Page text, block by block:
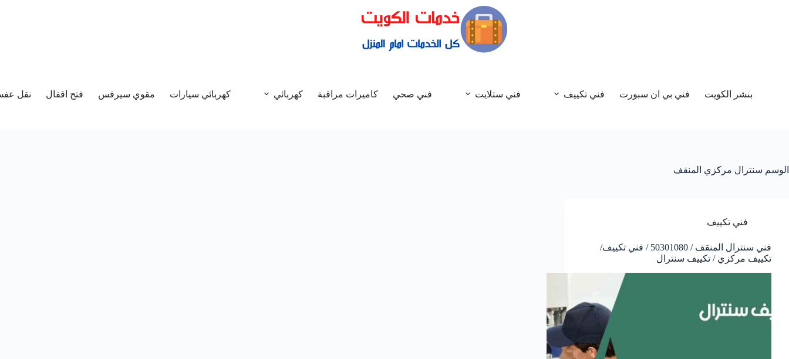
بنشر الكويت فني بي ان سبورت فني تكييف فني ستلايت فني صحي كاميرات مراقبة كهربائي كهربائي سيارات مقوي سيرفس فتح اقفال نقل
الوسم سنترال مركزي المنقف
فني تكييف
فني سنترال المنقف / 50301080 / فني تكييف/
تكييف مركزي / تكييف سنترال